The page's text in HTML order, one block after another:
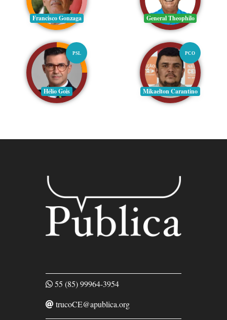
Francisco Gonzaga General Theophilo
PSL
Hélio Gois
PCO
Mikaelton Carantino
‭55 (85) 99964-3954
trucoCE@apublica.org